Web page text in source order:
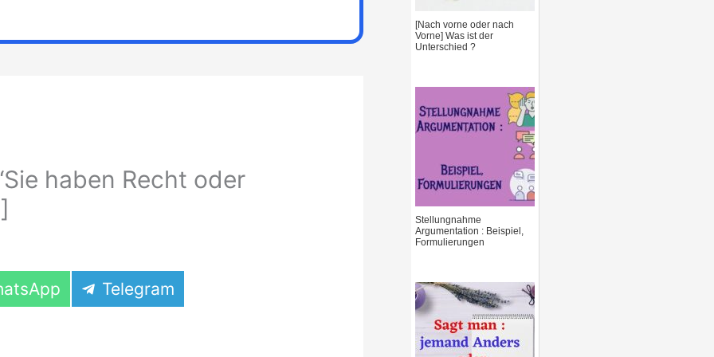
haben Recht oder
Share
on
Telegram
f
o
r
[Nach vorne oder nach
Vorne] Was ist der
Unterschied ?
Stellungnahme
Argumentation : Beispiel,
Formulierungen